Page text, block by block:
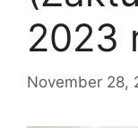
2023
November 28,